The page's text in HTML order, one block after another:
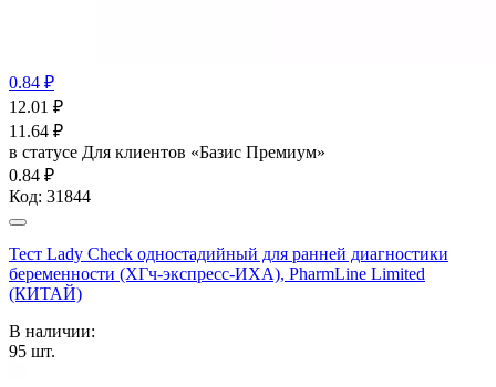
0.84 ₽
12.01 ₽
11.64 ₽
в статусе Для клиентов «Базис Премиум»
0.84 ₽
Код: 31844
Тест Lady Check одностадийный для ранней диагностики
беременности (ХГч-экспресс-ИХА), PharmLine Limited
(КИТАЙ)
В наличии:
95 шт.